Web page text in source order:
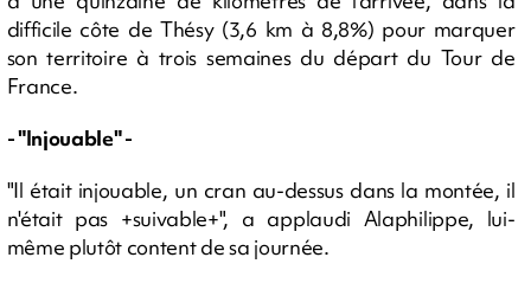
difficile côte de Thésy (3,6 km à 8,8%) pour marquer
son territoire à trois semaines du départ du Tour de
France.
- "Injouable" -
"Il était injouable, un cran au-dessus dans la montée, il
n'était pas +suivable+", a applaudi Alaphilippe, lui-
même plutôt content de sa journée.